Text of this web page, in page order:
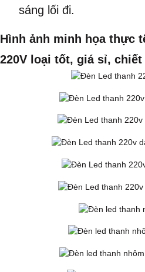
sáng lối đi.
​Hình ảnh minh họa thực
220V loại tốt, giá sỉ, chiết